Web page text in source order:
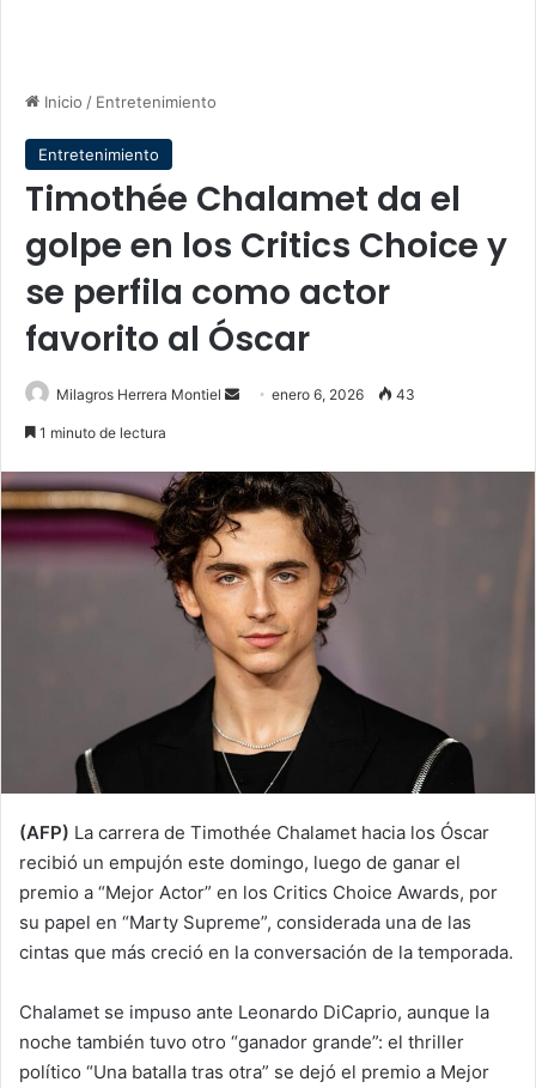
Inicio / Entretenimiento
Entretenimiento
Timothée Chalamet da el
golpe en los Critics Choice y
se perfila como actor
favorito al Óscar
Milagros Herrera Montiel
Sendenero 6, 2026 43
1 minuto de lectura
(AFP) La carrera de Timothée Chalamet hacia los Óscar
recibió un empujón este domingo, luego de ganar el
premio a “Mejor Actor” en los Critics Choice Awards, por
su papel en “Marty Supreme”, considerada una de las
cintas que más creció en la conversación de la temporada.
Chalamet se impuso ante Leonardo DiCaprio, aunque la
noche también tuvo otro “ganador grande”: el thriller
político “Una batalla tras otra” se dejó el premio a Mejor